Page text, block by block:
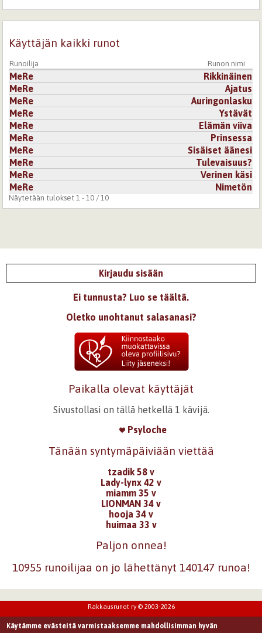
Käyttäjän kaikki runot
Runoilija Runon nimi
MeRe
Rikkinäinen
MeRe
Ajatus
MeRe
Auringonlasku
MeRe
Ystävät
MeRe
Elämän viiva
MeRe
Prinsessa
MeRe
Sisäiset äänesi
MeRe
Tulevaisuus?
MeRe
Verinen käsi
MeRe
Nimetön
Näytetään tulokset 1 - 10 / 10
Kirjaudu sisään
Ei tunnusta? Luo se täältä.
Oletko unohtanut salasanasi?
Paikalla olevat käyttäjät
Sivustollasi on tällä hetkellä 1 kävijä.
Psyloche
Tänään syntymäpäiviään viettää
tzadik 58 v
Lady-lynx 42 v
miamm 35 v
LIONMAN 34 v
hooja 34 v
huimaa 33 v
Paljon onnea!
10955 runoilijaa on jo lähettänyt 140147 runoa!
Rakkausrunot ry © 2003-2026
Käytämme evästeitä varmistaaksemme mahdollisimman hyvän